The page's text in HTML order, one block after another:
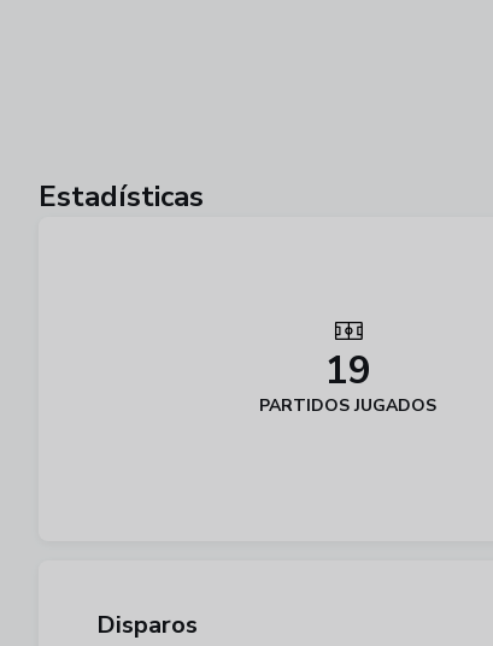
Estadísticas
19
PARTIDOS JUGADOS
Disparos